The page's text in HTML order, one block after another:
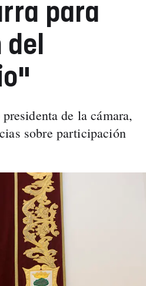
para
de la cámara,
sobre participación